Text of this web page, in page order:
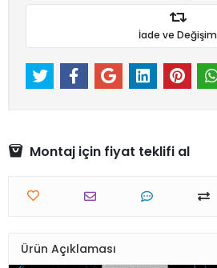
İade ve Değişim
Montaj için fiyat teklifi al
Ürün Açıklaması